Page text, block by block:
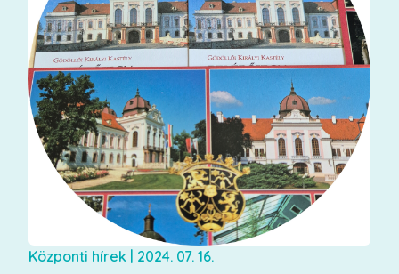
Központi hírek 2024. 07. 16.